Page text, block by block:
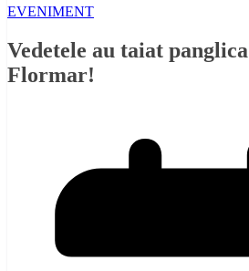
EVENIMENT
Vedetele au taiat
Flormar!